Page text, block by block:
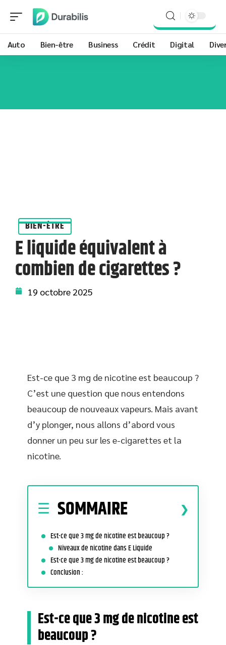
Auto Bien-être Business Crédit Digital
BIEN-ÊTRE
E liquide équivalent à
combien de cigarettes ?
19 octobre 2025
Est-ce que 3 mg de nicotine est beaucoup ?
C’est une question que nous entendons
beaucoup de nouveaux vapeurs. Mais avant
d’y plonger, nous allons d’abord vous
donner un peu sur les e-cigarettes et la
nicotine.
SOMMAIRE
Est-ce que 3 mg de nicotine est beaucoup ?
Niveaux de nicotine dans E Liquide
Est-ce que 3 mg de nicotine est beaucoup ?
Conclusion :
Est-ce que 3 mg de nicotine est
beaucoup ?